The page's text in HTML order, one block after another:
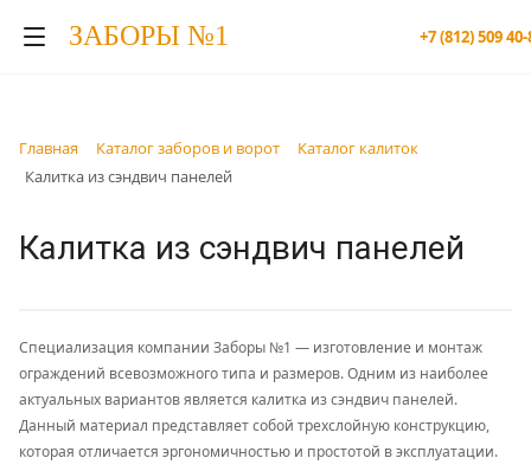
ЗАБОРЫ №1 +7 (812) 509
Главная Каталог заборов и ворот
Каталог калиток
Калитка из сэндвич панелей
Калитка из сэндвич панелей
Специализация компании Заборы №1 — изготовление и монтаж
ограждений всевозможного типа и размеров. Одним из наиболее
актуальных вариантов является калитка из сэндвич панелей.
Данный материал представляет собой трехслойную конструкцию,
которая отличается эргономичностью и простотой в эксплуатации.